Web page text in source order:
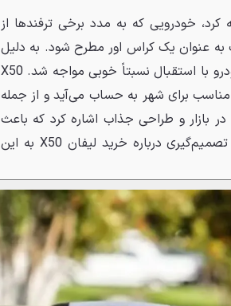
چینی را عرضه کرد، خودرویی که به مدد برخی ترفندها از
عنوان یک کراس اور مطرح شود. به دلیل
عدم وجود رقبایی از جمله X22، H30 کراس و... این خودرو با استقبال نسبتاً خوبی مواجه شد. X50
برای شهر به حساب می‌آید و از جمله
بازار و طراحی جذاب اشاره کرد که باعث
می‌شود برخی خانواده‌ها به فکر انتخاب آن باشند. اما تصمیم‌گیری درباره خرید لیفان X50 به این